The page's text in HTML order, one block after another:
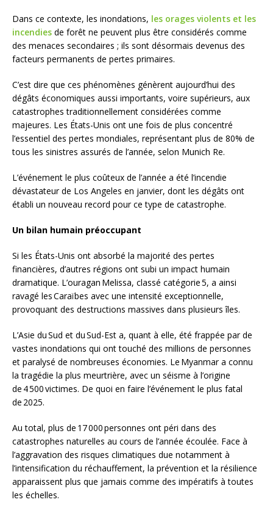
Dans ce contexte, les inondations, les orages violents et les
incendies de forêt ne peuvent plus être considérés comme
des menaces secondaires ; ils sont désormais devenus des
facteurs permanents de pertes primaires.
C’est dire que ces phénomènes génèrent aujourd’hui des
dégâts économiques aussi importants, voire supérieurs, aux
catastrophes traditionnellement considérées comme
majeures. Les États-Unis ont une fois de plus concentré
l’essentiel des pertes mondiales, représentant plus de 80% de
tous les sinistres assurés de l’année, selon Munich Re.
L’événement le plus coûteux de l’année a été l’incendie
dévastateur de Los Angeles en janvier, dont les dégâts ont
établi un nouveau record pour ce type de catastrophe.
Un bilan humain préoccupant
Si les États-Unis ont absorbé la majorité des pertes
financières, d’autres régions ont subi un impact humain
dramatique. L’ouragan Melissa, classé catégorie 5, a ainsi
ravagé les Caraïbes avec une intensité exceptionnelle,
provoquant des destructions massives dans plusieurs îles.
L’Asie du Sud et du Sud-Est a, quant à elle, été frappée par de
vastes inondations qui ont touché des millions de personnes
et paralysé de nombreuses économies. Le Myanmar a connu
la tragédie la plus meurtrière, avec un séisme à l’origine
de 4 500 victimes. De quoi en faire l’événement le plus fatal
de 2025.
Au total, plus de 17 000 personnes ont péri dans des
catastrophes naturelles au cours de l’année écoulée. Face à
l’aggravation des risques climatiques due notamment à
l’intensification du réchauffement, la prévention et la résilience
apparaissent plus que jamais comme des impératifs à toutes
les échelles.